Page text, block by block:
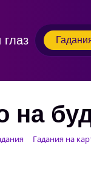
на
Гадания на